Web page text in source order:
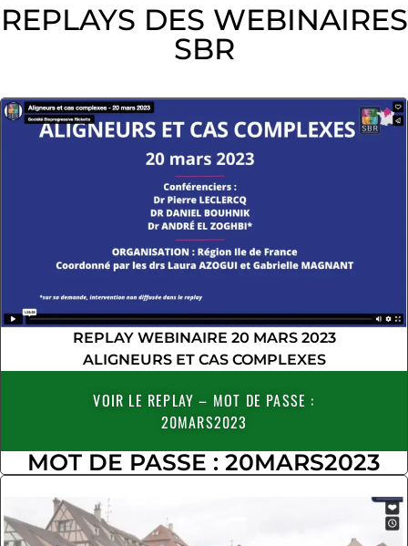
REPLAYS DES WEBINAIRES
SBR
REPLAY WEBINAIRE 20 MARS 2023
ALIGNEURS ET CAS COMPLEXES
VOIR LE REPLAY – MOT DE PASSE :
20MARS2023
MOT DE PASSE : 20MARS2023